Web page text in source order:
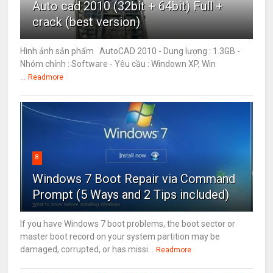
Auto cad 2010 (32bit + 64bit) Full +
crack (best version)
Hình ảnh sản phẩm AutoCAD 2010 - Dung lượng : 1.3GB -
Nhóm chính : Software - Yêu cầu : Windown XP, Win
Readmore
8
Windows 7 Boot Repair via Command
Prompt (5 Ways and 2 Tips included)
If you have Windows 7 boot problems, the boot sector or
master boot record on your system partition may be
damaged, corrupted, or has missi...
Readmore